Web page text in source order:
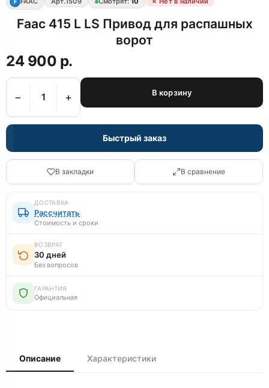
Faac 415 L LS Привод для распашных
ворот
24 900 р.
− + В корзину
Быстрый заказ
В закладки В сравнение
ДОСТАВКА
Рассчитать
Стоимость и сроки
ВОЗВРАТ
30 дней
Без вопросов
ГАРАНТИЯ
Официальная
Описание Характеристики